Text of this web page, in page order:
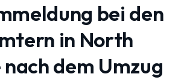
bei den
in North
dem Umzug